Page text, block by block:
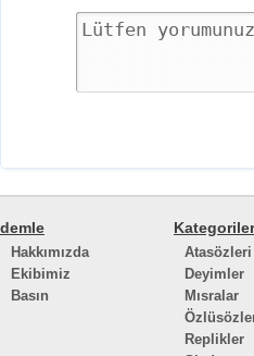
demle
Hakkımızda
Ekibimiz
Basın
Kategoriler
Atasözleri
Deyimler
Mısralar
Replikler